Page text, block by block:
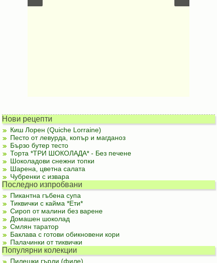
Нови рецепти
Киш Лорен (Quiche Lorraine)
Песто от левурда, копър и магданоз
Бързо бутер тесто
Торта *ТРИ ШОКОЛАДА* - Без печене
Шоколадови снежни топки
Шарена, цветна салата
Чубренки с извара
Последно изпробвани
Пикантна гъбена супа
Тиквички с кайма *Ети*
Сироп от малини без варене
Домашен шоколад
Смлян таратор
Баклава с готови обикновени кори
Палачинки от тиквички
Популярни колекции
Пилешки гърди (филе)